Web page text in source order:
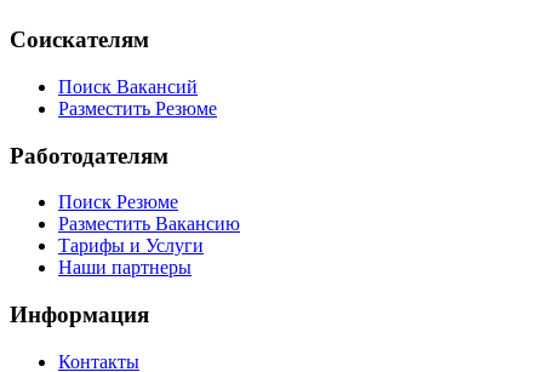
Соискателям
Поиск Вакансий
Разместить Резюме
Работодателям
Поиск Резюме
Разместить Вакансию
Тарифы и Услуги
Наши партнеры
Информация
Контакты